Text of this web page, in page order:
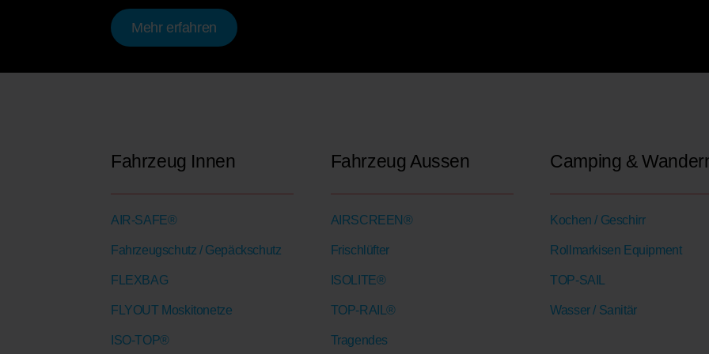
Mehr erfahren
Fahrzeug Innen
AIR-SAFE®
Fahrzeugschutz / Gepäckschutz
FLEXBAG
FLYOUT Moskitonetze
ISO-TOP®
Fahrzeug Aussen
AIRSCREEN®
Frischlüfter
ISOLITE®
TOP-RAIL®
Tragendes
Camping &
Kochen / Geschirr
Rollmarkisen Equipment
TOP-SAIL
Wasser / Sanitär